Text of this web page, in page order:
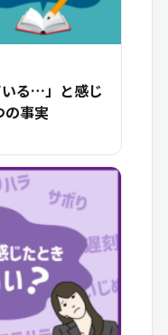
いる…」と感じ
の事実